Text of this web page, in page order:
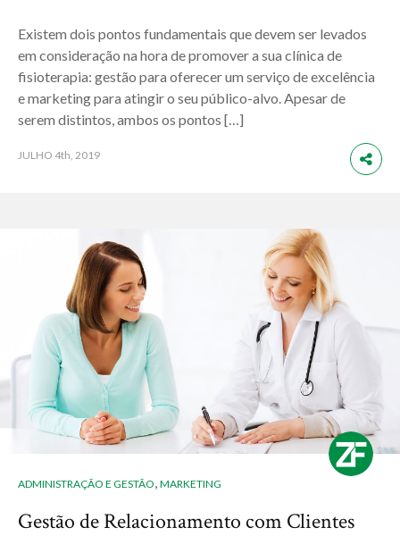
Existem dois pontos fundamentais que devem ser levados
em consideração na hora de promover a sua clínica de
fisioterapia: gestão para oferecer um serviço de excelência
e marketing para atingir o seu público-alvo. Apesar de
serem distintos, ambos os pontos […]
JULHO 4th, 2019
ADMINISTRAÇÃO E GESTÃO, MARKETING
Gestão de Relacionamento com Clientes